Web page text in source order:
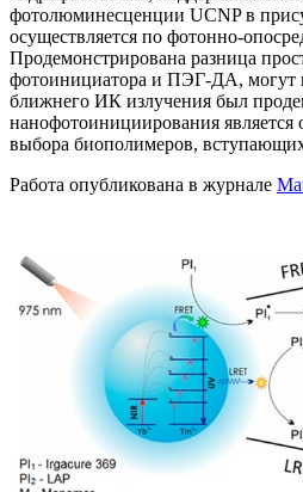
фотолюминесценции UCNP в
осуществляется по фотонно-
Продемонстрирована разница
фотоинициатора и ПЭГ-ДА, могут
ближнего ИК излучения был
нанофотоинициирования является
выбора биополимеров,
Работа опубликована в журнале